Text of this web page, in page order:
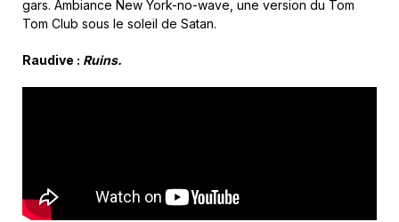
gars. Ambiance New York-no-wave, une version du Tom
Tom Club sous le soleil de Satan.
Raudive : Ruins.